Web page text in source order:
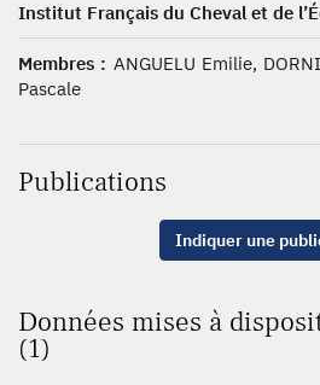
Institut Français du Cheval et de
Membres : ANGUELU Emilie,
Pascale
Publications
Indiquer une
Données mises à
(1)